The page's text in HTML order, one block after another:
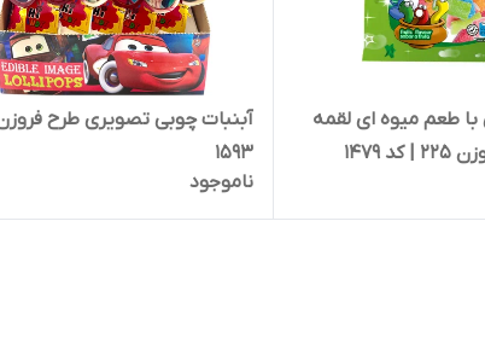
پاستیل مدادی با طعم میوه ای لقمه
1479
آبنبات چوبی تصویری طرح
1593
ناموجود